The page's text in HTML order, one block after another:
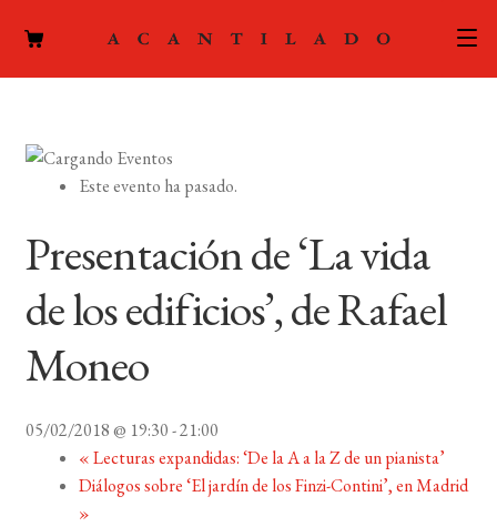
hijo
PODCAST
LA EDITORIAL
CONTACTO
MI CUENTA
Este evento ha pasado.
Presentación de ‘La vida
de los edificios’, de Rafael
Moneo
05/02/2018 @ 19:30-21:00
«Lecturas expandidas: ‘De la A a la Z de un pianista’
Diálogos sobre ‘El jardín de los Finzi-Contini’, en Madrid
»